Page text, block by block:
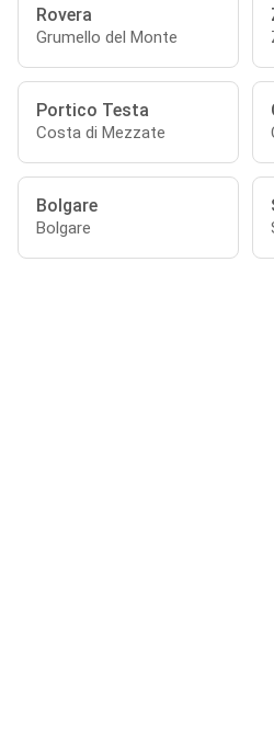
Rovera
Grumello del Monte
Portico Testa
Costa di Mezzate
Bolgare
Bolgare